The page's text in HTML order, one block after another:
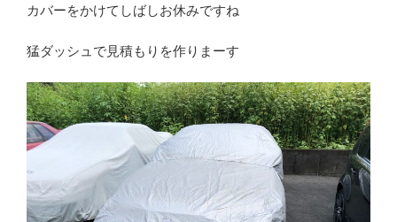
カバーをかけてしばしお休みですね
猛ダッシュで見積もりを作りまーす